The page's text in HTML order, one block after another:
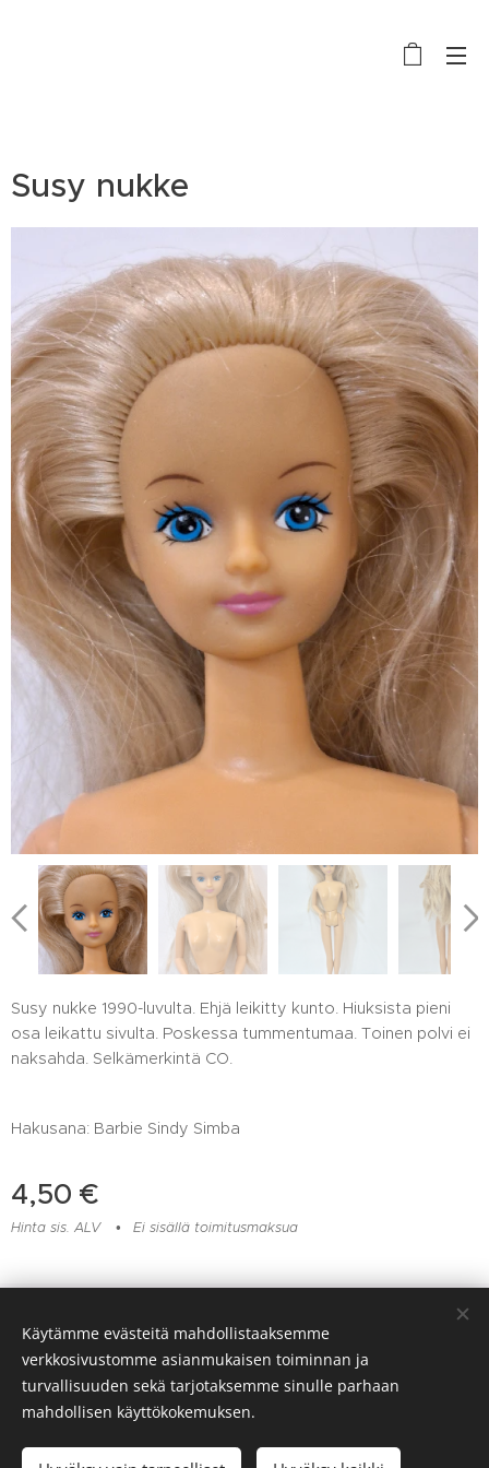
Susy nukke
Susy nukke 1990-luvulta. Ehjä leikitty kunto. Hiuksista pieni
osa leikattu sivulta. Poskessa tummentumaa. Toinen polvi ei
naksahda. Selkämerkintä CO.
Hakusana: Barbie Sindy Simba
4,50 €
Hinta sis. ALV Ei sisällä toimitusmaksua
Lelu- ja muovikorjaamo Huomentamuovi, Viitaankulmantie 373,
Ylöjärvi, 045 217 6604
Evästeet
Käytämme evästeitä mahdollistaaksemme
verkkosivustomme asianmukaisen toiminnan ja
turvallisuuden sekä tarjotaksemme sinulle parhaan
mahdollisen käyttökokemuksen.